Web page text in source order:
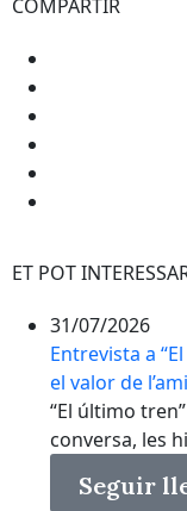
COMPARTIR
ET POT
31/07/2026
Entrevista a
el valor de
“El último
conversa, les
Seguir